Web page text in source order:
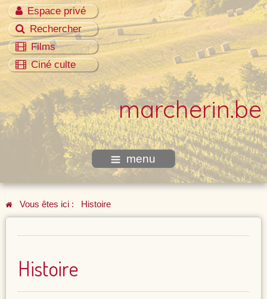
Espace privé
Rechercher
Films
Ciné culte
marcherin.be
menu
Vous êtes ici : Histoire
Histoire